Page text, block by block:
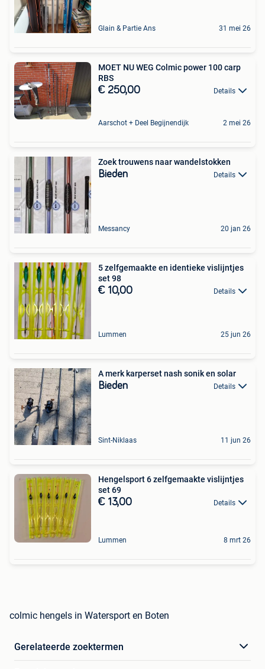
Glain & Partie Ans 31 mei 26
MOET NU WEG Colmic power 100 carp
RBS
€ 250,00 Details
Aarschot + Deel Begijnendijk 2 mei 26
Zoek trouwens naar wandelstokken
Bieden Details
Messancy 20 jan 26
5 zelfgemaakte en identieke vislijntjes
set 98
€ 10,00 Details
Lummen 25 jun 26
A merk karperset nash sonik en solar
Bieden Details
Sint-Niklaas 11 jun 26
Hengelsport 6 zelfgemaakte vislijntjes
set 69
€ 13,00 Details
Lummen 8 mrt 26
colmic hengels in Watersport en Boten
Gerelateerde zoektermen